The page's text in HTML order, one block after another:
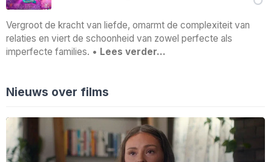
Vergroot de kracht van liefde, omarmt de complexiteit van
relaties en viert de schoonheid van zowel perfecte als
imperfecte families. • Lees verder…
Nieuws over films